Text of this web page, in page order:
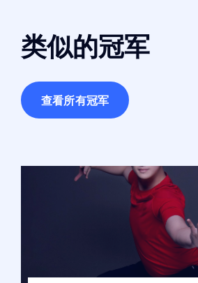
类似的冠军
查看所有冠军